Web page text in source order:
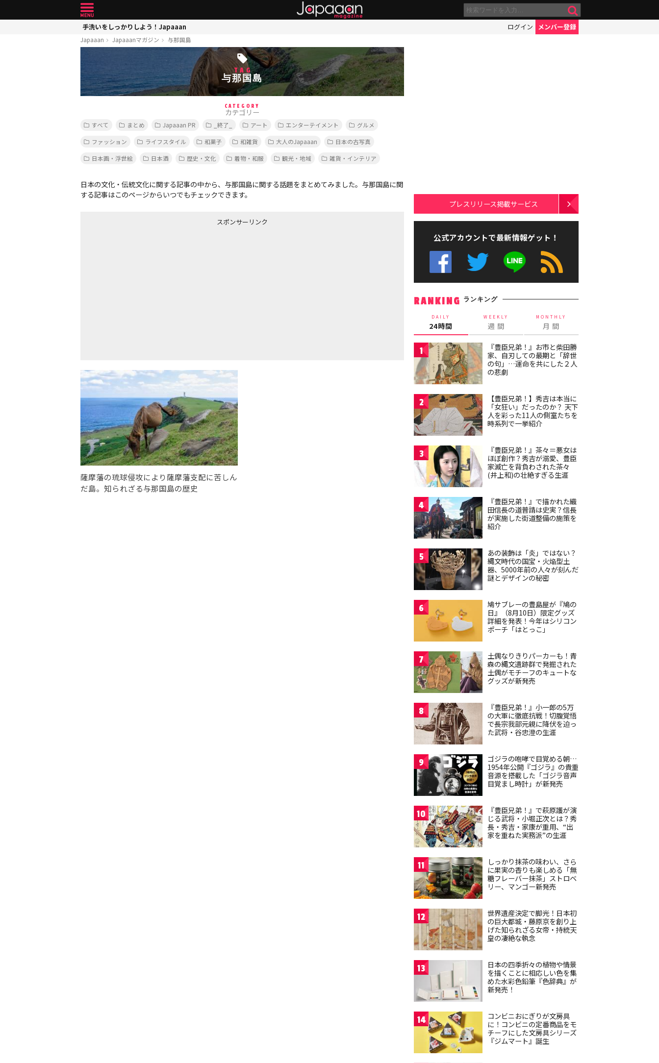
手洗いをしっかりしよう！Japaaan ログイン メンバー登録
Japaaan Japaaanマガジン 与那国島
TAG
与那国島
CATEGORY
カテゴリー
すべて まとめ Japaaan PR _終了_ アート エンターテイメント
グルメ
ファッション
ライフスタイル 和菓子 和雑貨 大人のJapaaan
日本の古写真
日本画・浮世絵
日本酒 歴史・文化 着物・和服 観光・地域 雑貨・インテリア
日本の文化・伝統文化に関する記事の中から、与那国島に関する話題をまとめてみました。与那国島に関
する記事はこのページからいつでもチェックできます。
スポンサーリンク
薩摩藩の琉球侵攻により薩摩藩支配に苦しん
だ島。知られざる与那国島の歴史
プレスリリース掲載サービス
公式アカウントで最新情報ゲット！
RANKING ランキング
DAILY
24時間
WEEKLY
週 間
MONTHLY
月 間
1
『豊臣兄弟！』お市と柴田勝
家、自刃しての最期と「辞世
の句」…運命を共にした２人
の悲劇
2
【豊臣兄弟！】秀吉は本当に
「女狂い」だったのか？ 天下
人を彩った11人の側室たちを
時系列で一挙紹介
3
『豊臣兄弟！』茶々＝悪女は
ほぼ創作？秀吉が溺愛、豊臣
家滅亡を背負わされた茶々
(井上和)の壮絶すぎる生涯
4
『豊臣兄弟！』で描かれた織
田信長の道普請は史実？信長
が実施した街道整備の施策を
紹介
5
あの装飾は「炎」ではない？
縄文時代の国宝・火焔型土
器、5000年前の人々が刻んだ
謎とデザインの秘密
6
鳩サブレーの豊島屋が『鳩の
日』（8月10日）限定グッズ
詳細を発表！今年はシリコン
ポーチ「はとっこ」
7
土偶なりきりパーカーも！青
森の縄文遺跡群で発掘された
土偶がモチーフのキュートな
グッズが新発売
8
『豊臣兄弟！』小一郎の5万
の大軍に徹底抗戦！切腹覚悟
で長宗我部元親に降伏を迫っ
た武将・谷忠澄の生涯
9
ゴジラの咆哮で目覚める朝…
1954年公開『ゴジラ』の貴重
音源を搭載した「ゴジラ音声
目覚まし時計」が新発売
10
『豊臣兄弟！』で萩原護が演
じる武将・小堀正次とは？秀
長・秀吉・家康が重用、“出
家を重ねた実務派”の生涯
11
しっかり抹茶の味わい、さら
に果実の香りも楽しめる「無
糖フレーバー抹茶」ストロベ
リー、マンゴー新発売
12
世界遺産決定で脚光！日本初
の巨大都城・藤原京を創り上
げた知られざる女帝・持統天
皇の凄絶な執念
13
日本の四季折々の植物や情景
を描くことに相応しい色を集
めた水彩色鉛筆『色辞典』が
新発売！
14
コンビニおにぎりが文房具
に！コンビニの定番商品をモ
チーフにした文房具シリーズ
『ジムマート』誕生